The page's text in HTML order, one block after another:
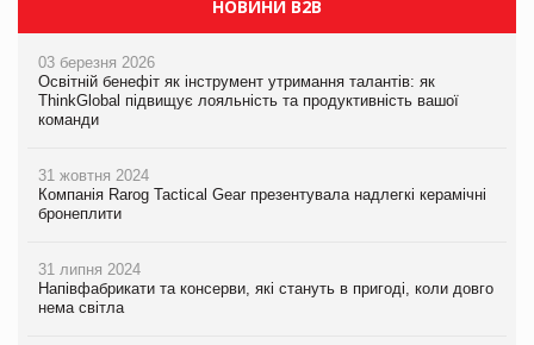
НОВИНИ B2B
03 березня 2026
Освітній бенефіт як інструмент утримання талантів: як
ThinkGlobal підвищує лояльність та продуктивність вашої
команди
31 жовтня 2024
Компанія Rarog Tactical Gear презентувала надлегкі керамічні
бронеплити
31 липня 2024
Напівфабрикати та консерви, які стануть в пригоді, коли довго
нема світла